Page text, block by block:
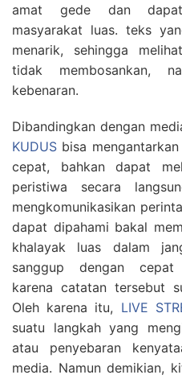
amat gede dan dapat
masyarakat luas. teks
menarik, sehingga
tidak membosankan,
kebenaran.
Dibandingkan dengan
KUDUS bisa
cepat, bahkan dapat
peristiwa secara
mengkomunikasikan
dapat dipahami bakal
khalayak luas dalam
sanggup dengan cepat
karena catatan tersebut
Oleh karena itu, LIVE
suatu langkah yang
atau penyebaran
media. Namun demikian,